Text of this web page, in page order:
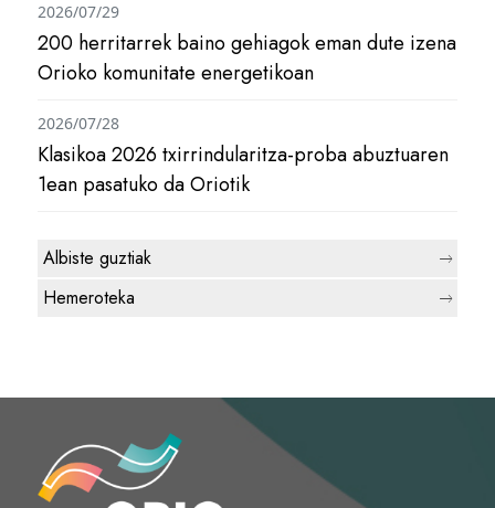
200 herritarrek baino gehiagok eman dute izena
Orioko komunitate energetikoan
2026/07/29
Klasikoa 2026 txirrindularitza-proba abuztuaren
1ean pasatuko da Oriotik
2026/07/28
Albiste guztiak
Hemeroteka